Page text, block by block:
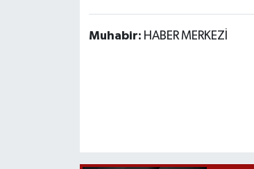
Muhabir: HABER MERKEZİ